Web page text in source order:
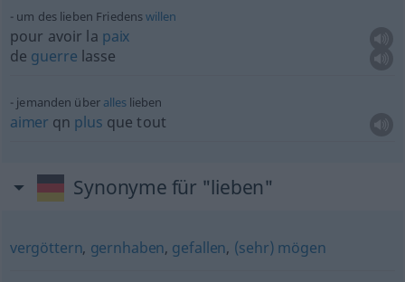
um des lieben Friedenswillen
pour avoir la paix
de guerre lasse
jemanden über alleslieben
aimer qn plus que tout
Synonyme für "lieben"
vergöttern, gernhaben, gefallen, (sehr) mögen